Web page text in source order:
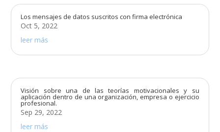
Los mensajes de datos suscritos con firma electrónica
Oct 5, 2022
leer más
Visión sobre una de las teorías motivacionales y su
aplicación dentro de una organización, empresa o ejercicio
profesional.
Sep 29, 2022
leer más